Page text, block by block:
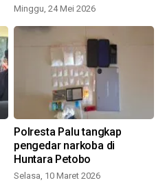
Minggu, 24 Mei 2026
Polresta Palu tangkap
pengedar narkoba di
Huntara Petobo
Selasa, 10 Maret 2026